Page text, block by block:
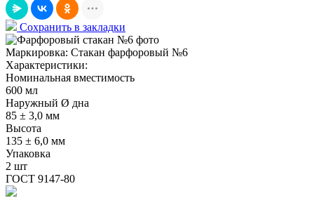
Сохранить в закладки
Маркировка: Стакан фарфоровый №6
Характеристики:
Номинальная вместимость
600 мл
Наружный Ø дна
85 ± 3,0 мм
Высота
135 ± 6,0 мм
Упаковка
2 шт
ГОСТ 9147-80